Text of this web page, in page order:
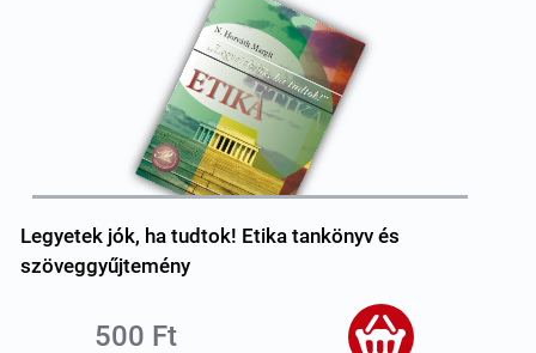
Legyetek jók, ha tudtok! Etika tankönyv és
szöveggyűjtemény
500 Ft